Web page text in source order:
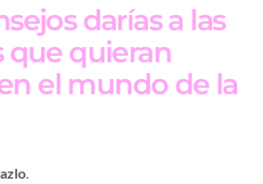
darías a las
que quieran
el mundo de la